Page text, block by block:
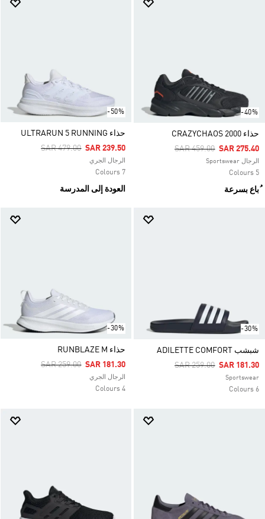
-40%
حذاء CRAZYCHAOS 2000
Price Reduced From
SAR 459.00ToSAR 275.40
الرجال Sportswear
5 Colours
ُباع بسرعة
-50%
حذاء ULTRARUN 5 RUNNING
Price Reduced From
SAR 479.00ToSAR 239.50
الرجال الجري
7 Colours
العودة إلى المدرسة
-30%
شبشب ADILETTE COMFORT
Price Reduced From
SAR 259.00ToSAR 181.30
Sportswear
6 Colours
-30%
حذاء RUNBLAZE M
Price Reduced From
SAR 259.00ToSAR 181.30
الرجال الجري
4 Colours